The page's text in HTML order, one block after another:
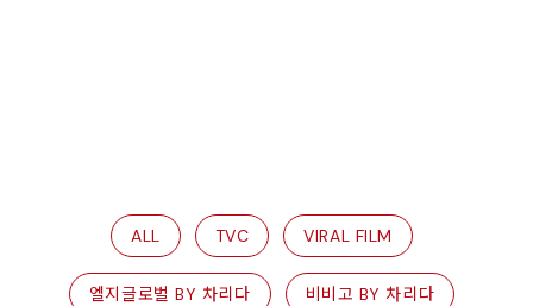
ALL TVC VIRAL FILM
엘지글로벌 BY 차리다 비비고 BY 차리다